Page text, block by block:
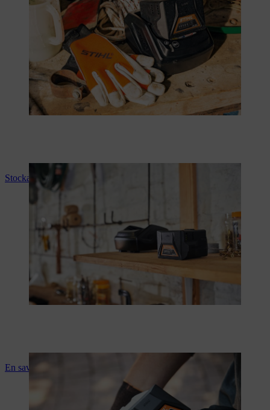
Stockage correct des batteries
En savoir plus sur l’effet mémoire